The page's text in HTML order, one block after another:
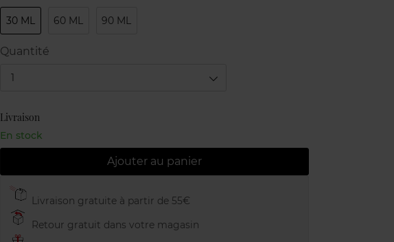
30 ML 60 ML 90 ML
Quantité
1
Livraison
En stock
Ajouter au panier
Livraison gratuite à partir de 55€
Retour gratuit dans votre magasin